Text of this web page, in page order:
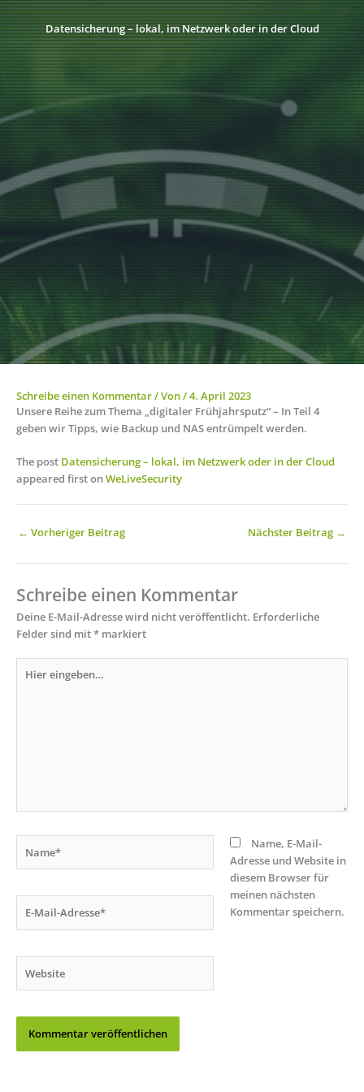
Datensicherung – lokal, im Netzwerk oder in der Cloud
Schreibe einen Kommentar/ Von/4. April 2023
Unsere Reihe zum Thema „digitaler Frühjahrsputz“ – In Teil 4
geben wir Tipps, wie Backup und NAS entrümpelt werden.
The post Datensicherung – lokal, im Netzwerk oder in der Cloud
appeared first onWeLiveSecurity
← Vorheriger Beitrag Nächster Beitrag →
Schreibe einen Kommentar
Deine E-Mail-Adresse wird nicht veröffentlicht. Erforderliche
Felder sind mit* markiert
eingeben…
Mail-
Name, E-Mail-
Adresse und Website in
diesem Browser für
meinen nächsten
Kommentar speichern.